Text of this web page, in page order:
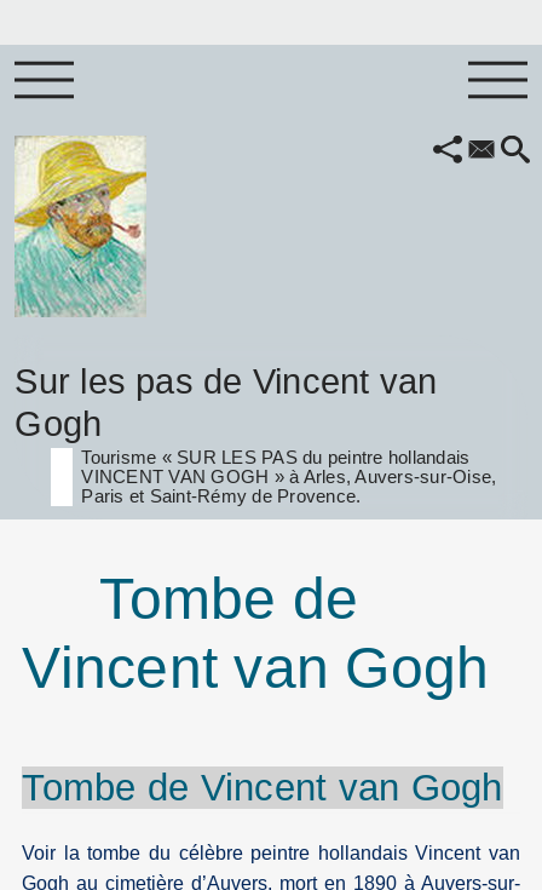
Sur les pas de Vincent van
Gogh
Tourisme « SUR LES PAS du peintre hollandais
VINCENT VAN GOGH » à Arles, Auvers-sur-Oise,
Paris et Saint-Rémy de Provence.
Tombe de
Vincent van Gogh
Tombe de Vincent van Gogh
Voir la tombe du célèbre peintre hollandais Vincent van
Gogh au cimetière d’Auvers, mort en 1890 à Auvers-sur-